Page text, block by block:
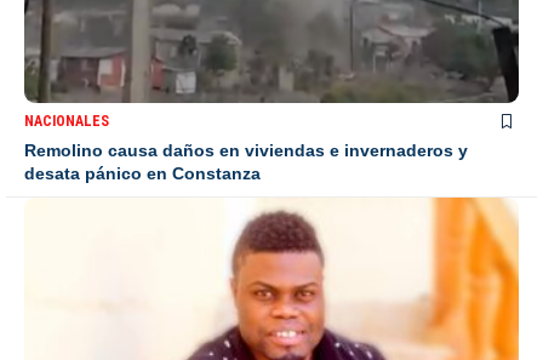
NACIONALES
Remolino causa daños en viviendas e invernaderos y
desata pánico en Constanza